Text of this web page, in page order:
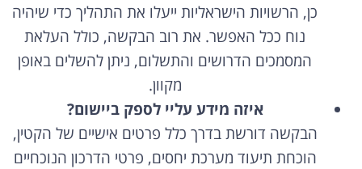
כן, הרשויות הישראליות ייעלו את התהליך כדי שיהיה
נוח ככל האפשר. את רוב הבקשה, כולל העלאת
המסמכים הדרושים והתשלום, ניתן להשלים באופן
מקוון.
איזה מידע עליי לספק ביישום?
הבקשה דורשת בדרך כלל פרטים אישיים של הקטין,
הוכחת תיעוד מערכת יחסים, פרטי הדרכון הנוכחיים